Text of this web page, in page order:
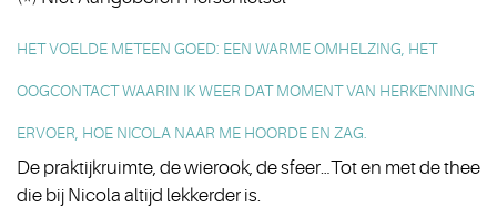
HET VOELDE METEEN GOED: EEN WARME OMHELZING, HET
OOGCONTACT WAARIN IK WEER DAT MOMENT VAN HERKENNING
ERVOER, HOE NICOLA NAAR ME HOORDE EN ZAG.
De praktijkruimte, de wierook, de sfeer…Tot en met de thee
die bij Nicola altijd lekkerder is.